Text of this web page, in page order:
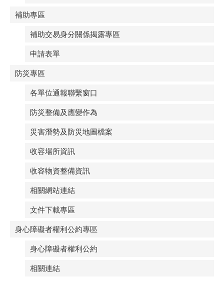
補助專區
補助交易身分關係揭露專區
申請表單
防災專區
各單位通報聯繫窗口
防災整備及應變作為
災害潛勢及防災地圖檔案
收容場所資訊
收容物資整備資訊
相關網站連結
文件下載專區
身心障礙者權利公約專區
身心障礙者權利公約
相關連結